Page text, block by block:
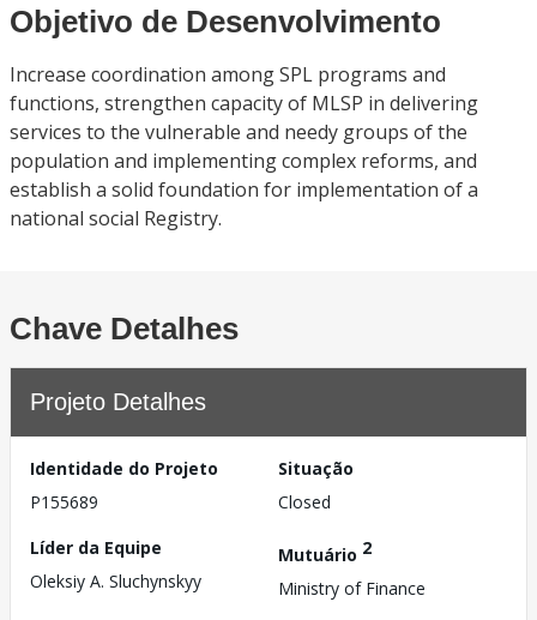
Objetivo de Desenvolvimento
Increase coordination among SPL programs and
functions, strengthen capacity of MLSP in delivering
services to the vulnerable and needy groups of the
population and implementing complex reforms, and
establish a solid foundation for implementation of a
national social Registry.
Chave Detalhes
Projeto Detalhes
Identidade do Projeto
P155689
Situação
Closed
Líder da Equipe
Oleksiy A. Sluchynskyy
Mutuário 2
Ministry of Finance